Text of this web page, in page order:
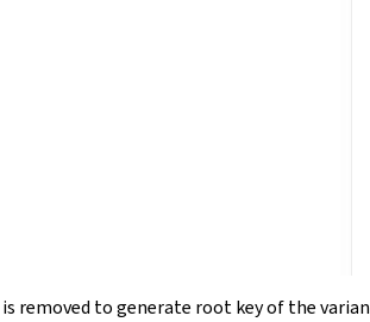
removed to generate root key of the